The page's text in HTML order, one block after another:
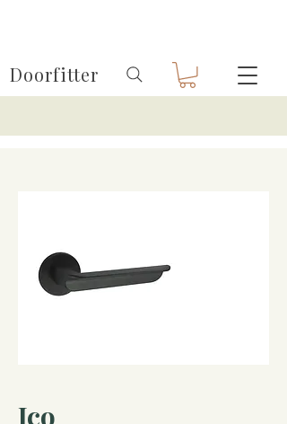
Doorfitter
Ico